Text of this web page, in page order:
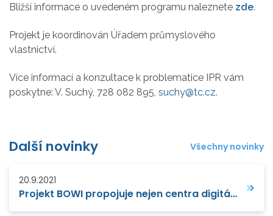
Bližší informace o uvedeném programu naleznete zde.
Projekt je koordinován Úřadem průmyslového
vlastnictví.
Více informací a konzultace k problematice IPR vám
poskytne: V. Suchý, 728 082 895, suchy@tc.cz.
Další novinky Všechny novinky
20.9.2021
Projekt BOWI propojuje nejen centra digitálních inovací